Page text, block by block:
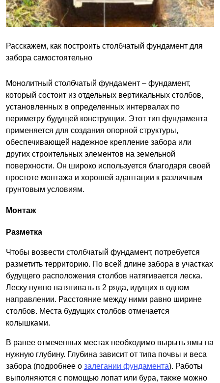
Расскажем, как построить столбчатый фундамент для
забора самостоятельно
Монолитный столбчатый фундамент – фундамент,
который состоит из отдельных вертикальных столбов,
установленных в определенных интервалах по
периметру будущей конструкции. Этот тип фундамента
применяется для создания опорной структуры,
обеспечивающей надежное крепление забора или
других строительных элементов на земельной
поверхности. Он широко используется благодаря своей
простоте монтажа и хорошей адаптации к различным
грунтовым условиям.
Монтаж
Разметка
Чтобы возвести столбчатый фундамент, потребуется
разметить территорию. По всей длине забора в участках
будущего расположения столбов натягивается леска.
Леску нужно натягивать в 2 ряда, идущих в одном
направлении. Расстояние между ними равно ширине
столбов. Места будущих столбов отмечается
колышками.
В ранее отмеченных местах необходимо вырыть ямы на
нужную глубину. Глубина зависит от типа почвы и веса
забора (подробнее о залегании фундамента). Работы
выполняются с помощью лопат или бура, также можно